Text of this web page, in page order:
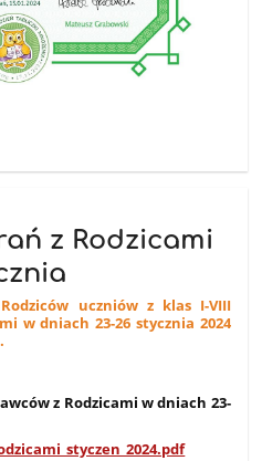
z Rodzicami
uczniów z klas I-VIII
w dniach 23-26 stycznia 2024
z Rodzicami w dniach 23-